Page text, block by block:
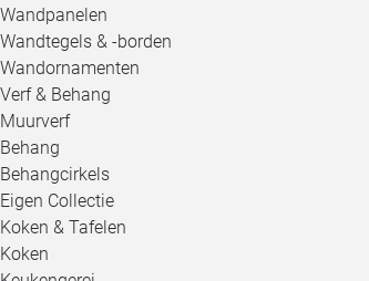
Wandpanelen
Wandtegels & -borden
Wandornamenten
Verf & Behang
Muurverf
Behang
Behangcirkels
Eigen Collectie
Koken & Tafelen
Koken